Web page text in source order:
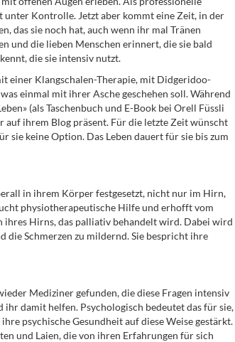
Kontrolle. Jetzt aber kommt eine Zeit, in der
das sie noch hat, auch wenn ihr mal Tränen
und die lieben Menschen erinnert, die sie bald
die sie intensiv nutzt.
einer Klangschalen-Therapie, mit Didgeridoo-
einmal mit ihrer Asche geschehen soll. Während
(als Taschenbuch und E-Book bei Orell Füssli
auf ihrem Blog präsent. Für die letzte Zeit wünscht
sie keine Option. Das Leben dauert für sie bis zum
in ihrem Körper festgesetzt, nicht nur im Hirn,
physiotherapeutische Hilfe und erhofft vom
ihres Hirns, das palliativ behandelt wird. Dabei wird
die Schmerzen zu mildernd. Sie bespricht ihre
Mediziner gefunden, die diese Fragen intensiv
damit helfen. Psychologisch bedeutet das für sie,
psychische Gesundheit auf diese Weise gestärkt.
und Laien, die von ihren Erfahrungen für sich